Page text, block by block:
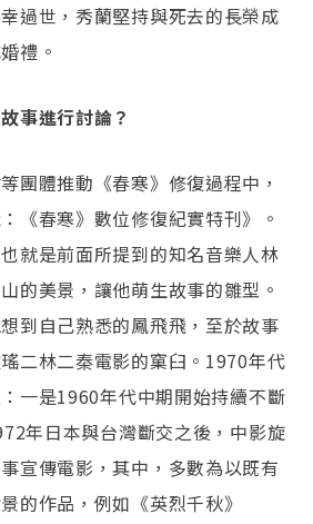
過世，秀蘭堅持與死去的長榮成
禮。
事進行討論？
團體推動《春寒》修復過程中，
《春寒》數位修復紀實特刊》。
就是前面所提到的知名音樂人林
的美景，讓他萌生故事的雛型。
到自己熟悉的鳳飛飛，至於故事
二林二秦電影的窠臼。1970年代
一是1960年代中期開始持續不斷
年日本與台灣斷交之後，中影旋
宣傳電影，其中，多數為以既有
的作品，例如《英烈千秋》